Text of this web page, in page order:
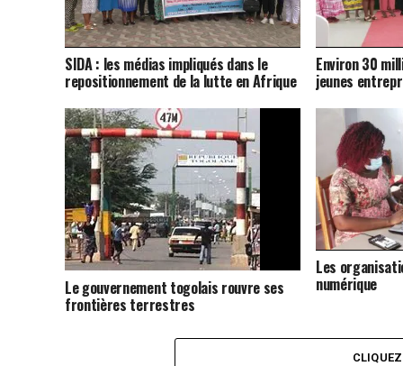
SIDA : les médias impliqués dans le
repositionnement de la lutte en Afrique
Environ 30
jeunes
Le gouvernement togolais rouvre ses
frontières terrestres
Les
numérique